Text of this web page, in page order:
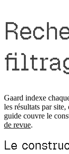
Gaard indexe
les résultats par
guide couvre le
de revue.
Le